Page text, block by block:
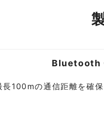
Bluetooth
の通信距離を確保